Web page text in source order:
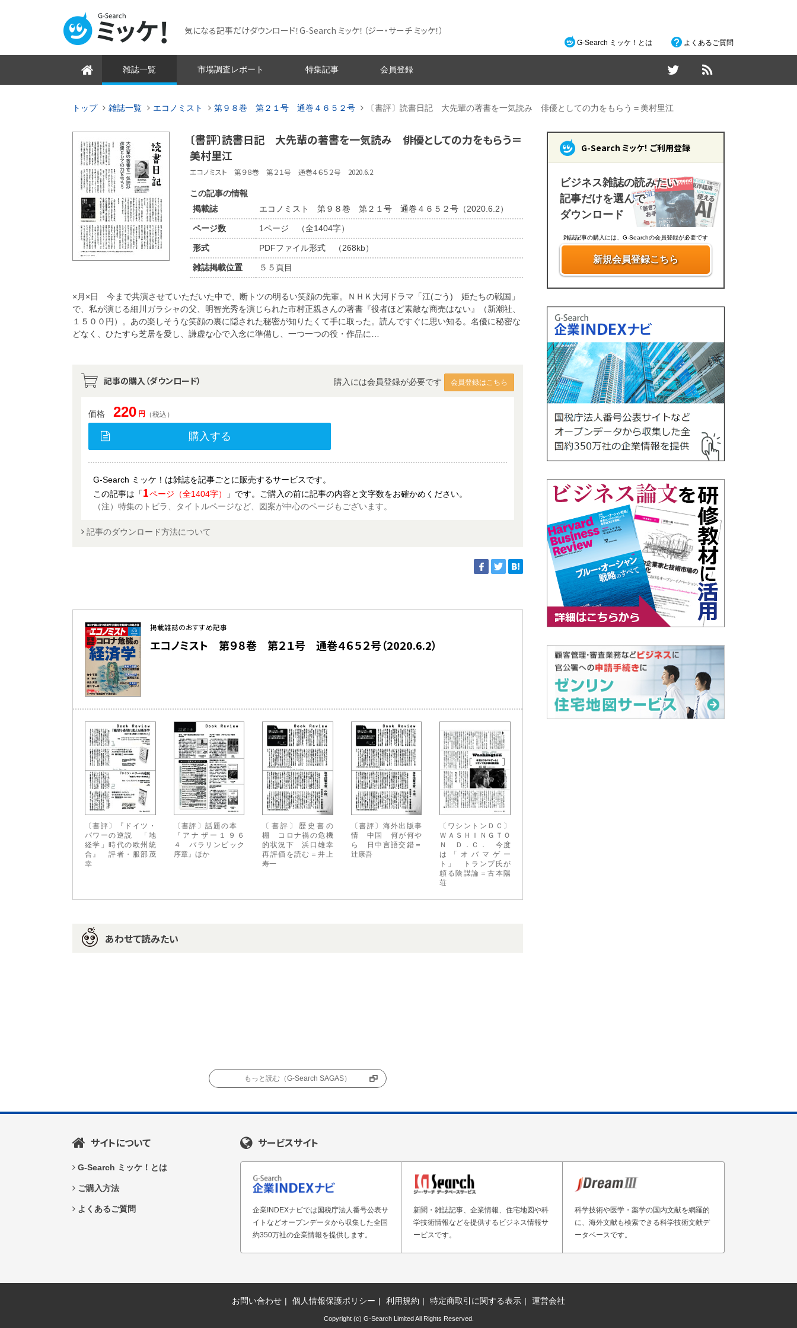
気になる記事だけダウンロード！G-Search ミッケ！ （ジー・サーチ ミッケ！）
G-Search ミッケ！とは よくあるご質問
雑誌一覧 市場調査レポート 特集記事 会員登録
トップ 雑誌一覧 エコノミスト 第９８巻 第２１号 通巻４６５２号 〔書評〕読書日記 大先輩の著書を一気読み 俳優としての力をもらう＝美村里江
〔書評〕読書日記 大先輩の著書を一気読み 俳優としての力をもらう＝
美村里江
エコノミスト 第９８巻 第２１号 通巻４６５２号 2020.6.2
この記事の情報
掲載誌
エコノミスト 第９８巻 第２１号 通巻４６５２号（2020.6.2）
ページ数 1ページ （全1404字）
形式 PDFファイル形式 （268kb）
雑誌掲載位置 ５５頁目
×月×日 今まで共演させていただいた中で、断トツの明るい笑顔の先輩。ＮＨＫ大河ドラマ「江(ごう) 姫たちの戦国」
で、私が演じる細川ガラシャの父、明智光秀を演じられた市村正親さんの著書『役者ほど素敵な商売はない』（新潮社、
１５００円）。あの楽しそうな笑顔の裏に隠された秘密が知りたくて手に取った。読んですぐに思い知る。名優に秘密な
どなく、ひたすら芝居を愛し、謙虚な心で入念に準備し、一つ一つの役・作品に…
記事の購入（ダウンロード） 購入には会員登録が必要です 会員登録はこちら
価格 220 円 （税込）
購入する
G-Search ミッケ！は雑誌を記事ごとに販売するサービスです。
この記事は「1ページ（全1404字）
」です。ご購入の前に記事の内容と文字数をお確かめください。
（注）特集のトビラ、タイトルページなど、図案が中心のページもございます。
記事のダウンロード方法について
掲載雑誌のおすすめ記事
エコノミスト 第９８巻 第２１号 通巻４６５２号（2020.6.2）
〔書評〕『ドイツ・
パワーの逆説 「地
経学」時代の欧州統
合』 評者・服部茂
幸
〔書評〕話題の本
『アナザー１９６
４ パラリンピック
序章』ほか
〔書評〕歴史書の
棚 コロナ禍の危機
的状況下 浜口雄幸
再評価を読む＝井上
寿一
〔書評〕海外出版事
情 中国 何が何や
ら 日中言語交錯＝
辻康吾
〔ワシントンＤＣ〕
ＷＡＳＨＩＮＧＴＯ
Ｎ Ｄ．Ｃ． 今度
は「オバマゲー
ト」 トランプ氏が
頼る陰謀論＝古本陽
荘
あわせて読みたい
もっと読む（G-Search SAGAS）
G-Search ミッケ！ ご利用登録
ビジネス雑誌の読みたい
記事だけを選んで
ダウンロード
雑誌記事の購入には、G-Searchの会員登録が必要です
新規会員登録こちら
サイトについて
G-Search ミッケ！とは
ご購入方法
よくあるご質問
サービスサイト
企業INDEXナビでは国税庁法人番号公表サ
イトなどオープンデータから収集した全国
約350万社の企業情報を提供します。
新聞・雑誌記事、企業情報、住宅地図や科
学技術情報などを提供するビジネス情報サ
ービスです。
科学技術や医学・薬学の国内文献を網羅的
に、海外文献も検索できる科学技術文献デ
ータベースです。
お問い合わせ 個人情報保護ポリシー 利用規約 特定商取引に関する表示 運営会社
Copyright (c) G-Search Limited All Rights Reserved.